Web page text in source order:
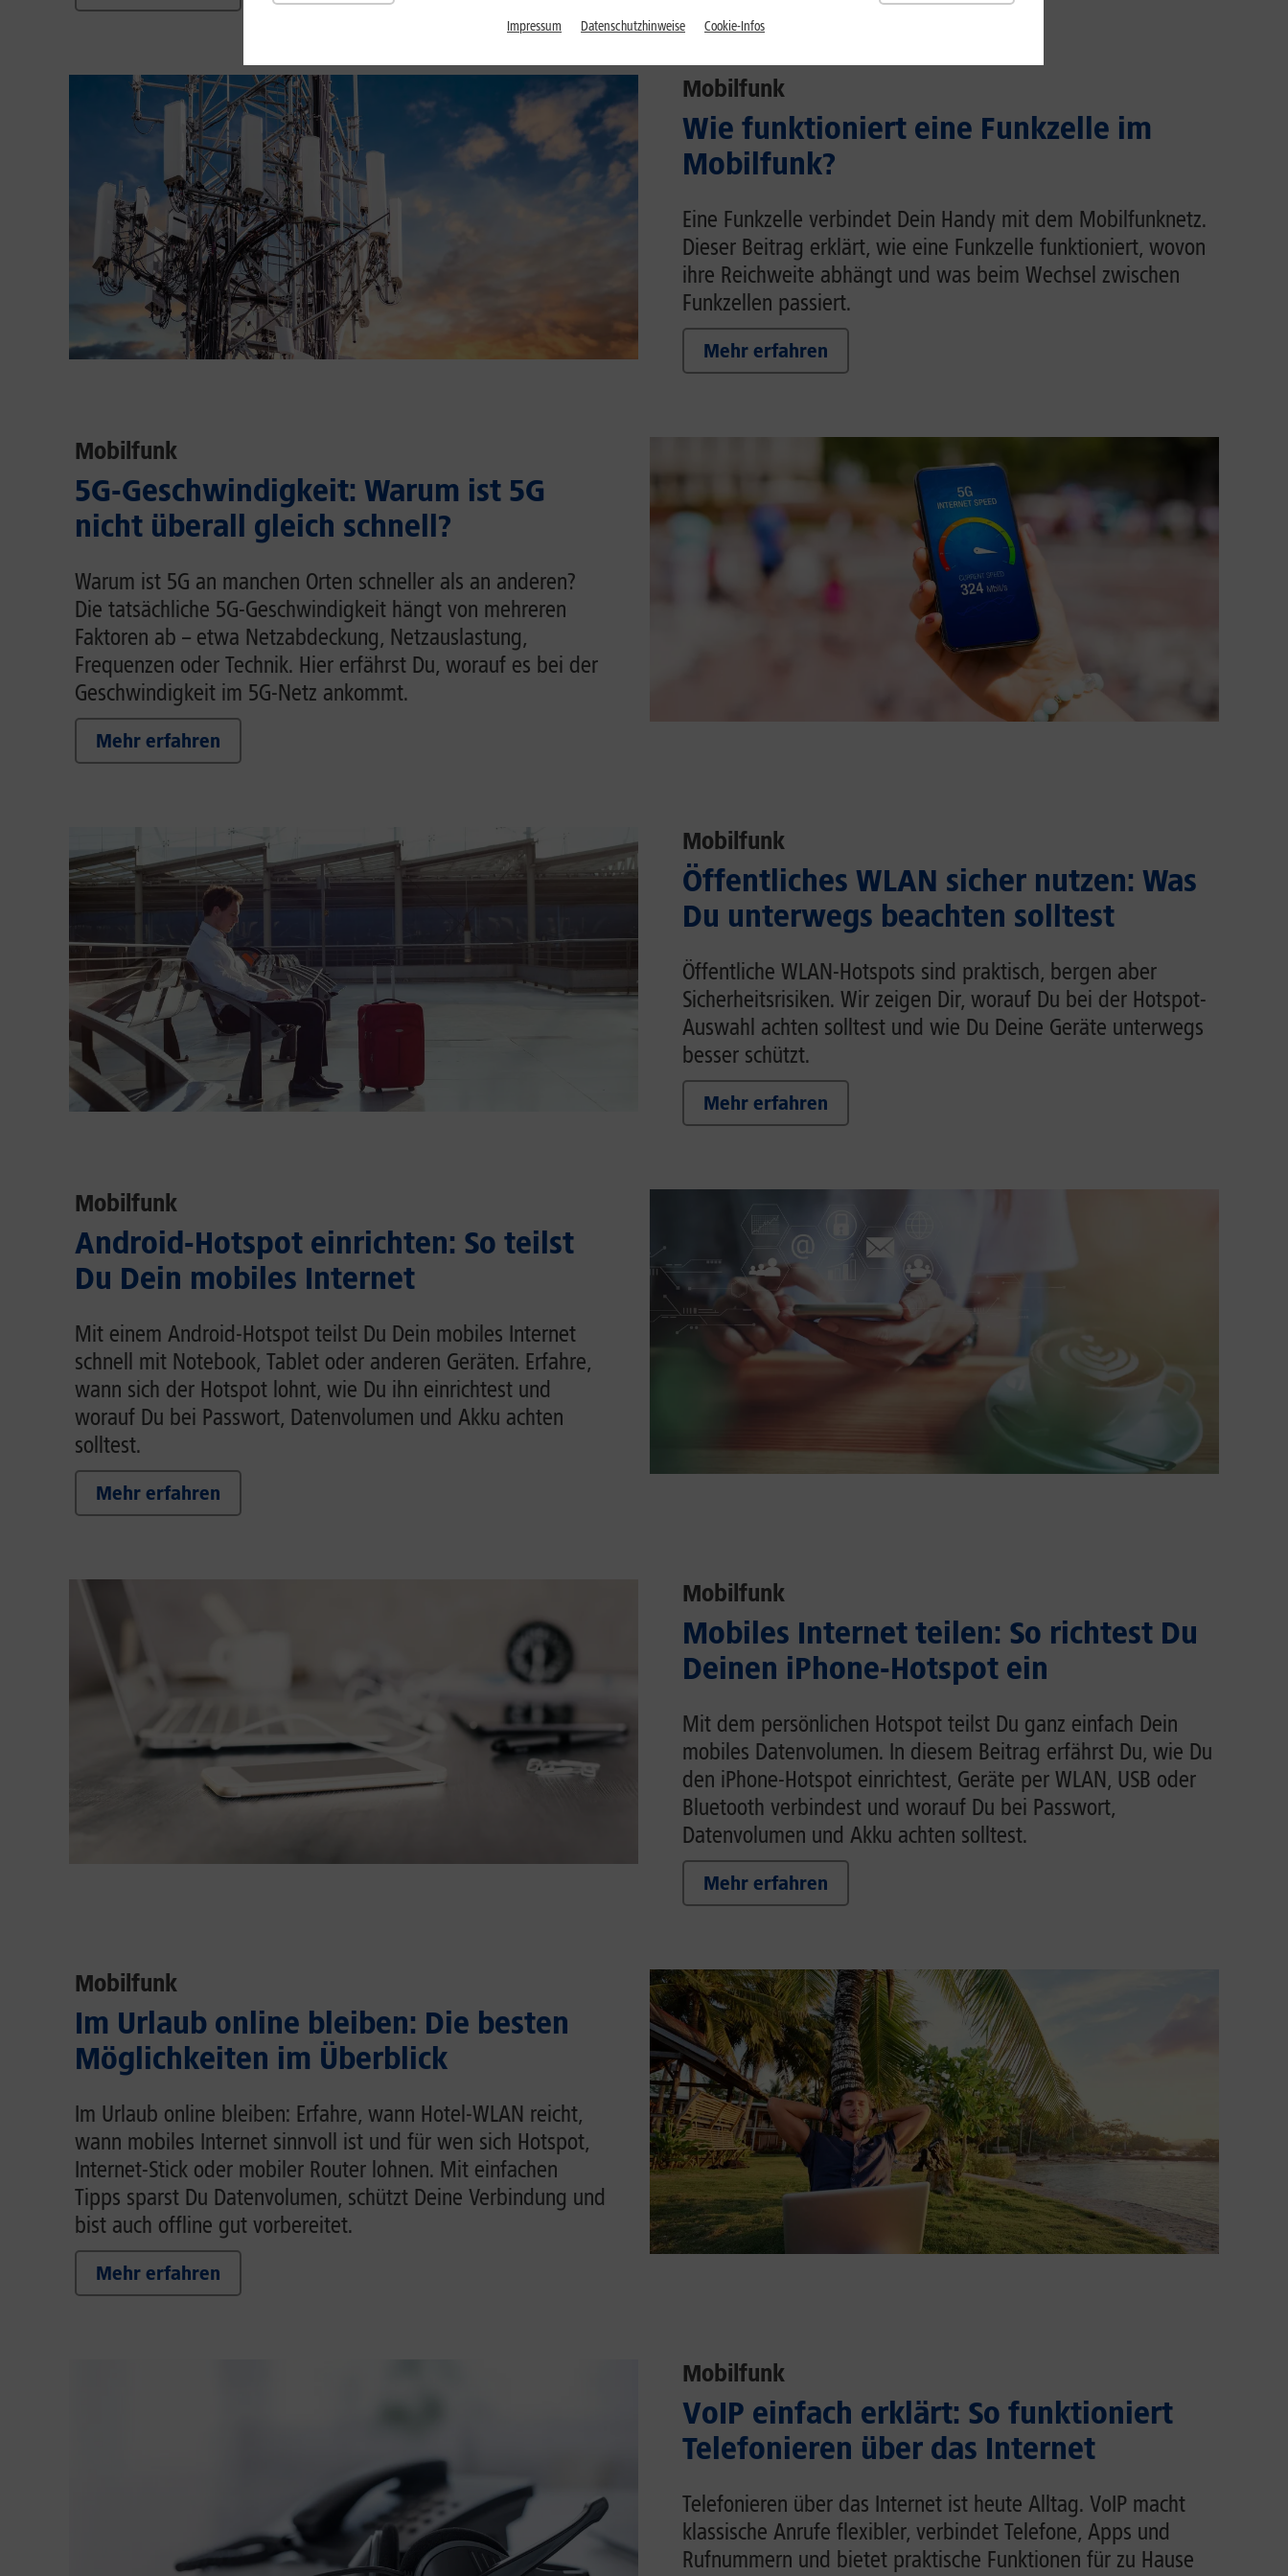
Mobilfunk
Wie funktioniert eine Funkzelle im
Mobilfunk?
Eine Funkzelle verbindet Dein Handy mit dem Mobilfunknetz.
Dieser Beitrag erklärt, wie eine Funkzelle funktioniert, wovon
ihre Reichweite abhängt und was beim Wechsel zwischen
Funkzellen passiert.
Mehr erfahren
Mobilfunk
5G-Geschwindigkeit: Warum ist 5G
nicht überall gleich schnell?
Warum ist 5G an manchen Orten schneller als an anderen?
Die tatsächliche 5G-Geschwindigkeit hängt von mehreren
Faktoren ab – etwa Netzabdeckung, Netzauslastung,
Frequenzen oder Technik. Hier erfährst Du, worauf es bei der
Geschwindigkeit im 5G-Netz ankommt.
Mehr erfahren
Mobilfunk
Öffentliches WLAN sicher nutzen: Was
Du unterwegs beachten solltest
Öffentliche WLAN-Hotspots sind praktisch, bergen aber
Sicherheitsrisiken. Wir zeigen Dir, worauf Du bei der Hotspot-
Auswahl achten solltest und wie Du Deine Geräte unterwegs
besser schützt.
Mehr erfahren
Mobilfunk
Android-Hotspot einrichten: So teilst
Du Dein mobiles Internet
Mit einem Android-Hotspot teilst Du Dein mobiles Internet
schnell mit Notebook, Tablet oder anderen Geräten. Erfahre,
wann sich der Hotspot lohnt, wie Du ihn einrichtest und
worauf Du bei Passwort, Datenvolumen und Akku achten
solltest.
Mehr erfahren
Mobilfunk
Mobiles Internet teilen: So richtest Du
Deinen iPhone-Hotspot ein
Mit dem persönlichen Hotspot teilst Du ganz einfach Dein
mobiles Datenvolumen. In diesem Beitrag erfährst Du, wie Du
den iPhone-Hotspot einrichtest, Geräte per WLAN, USB oder
Bluetooth verbindest und worauf Du bei Passwort,
Datenvolumen und Akku achten solltest.
Mehr erfahren
Mobilfunk
Im Urlaub online bleiben: Die besten
Möglichkeiten im Überblick
Im Urlaub online bleiben: Erfahre, wann Hotel-WLAN reicht,
wann mobiles Internet sinnvoll ist und für wen sich Hotspot,
Internet-Stick oder mobiler Router lohnen. Mit einfachen
Tipps sparst Du Datenvolumen, schützt Deine Verbindung und
bist auch offline gut vorbereitet.
Mehr erfahren
Mobilfunk
VoIP einfach erklärt: So funktioniert
Telefonieren über das Internet
Telefonieren über das Internet ist heute Alltag. VoIP macht
klassische Anrufe flexibler, verbindet Telefone, Apps und
Rufnummern und bietet praktische Funktionen für zu Hause
Impressum Datenschutzhinweise Cookie-Infos